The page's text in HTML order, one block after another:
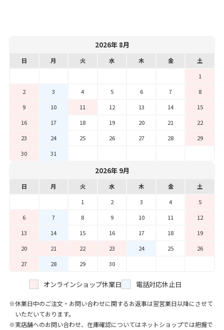
2026年 8月
日 月 火 水 木 金
土
1
2
3 4 5 6 7
8
9
10 11 12 13 14
15
16
17 18 19 20 21
22
23
24 25 26 27 28
29
30
31
2026年 9月
日 月 火 水 木 金
土
1
2 3 4
5
6
7 8 9 10 11
12
13
14 15 16 17 18
19
20
21 22 23 24 25
26
27
28 29 30
オンラインショップ休業日 電話対応休止日
休業日中のご注文・お問い合わせに関するお返事は翌営業日以降にさせて
いただいております。
実店舗へのお問い合わせ、在庫確認についてはネットショップでは把握で